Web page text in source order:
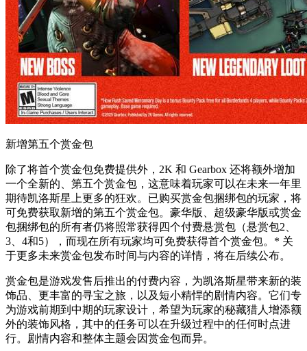
新增第五个赏金包
除了将首个赏金包免费提供外，2K 和 Gearbox 还将额外增加
一个全新的、第五个赏金包，这意味着玩家可以在未来一年里
期待凯洛斯星上更多的狂欢。已购买赏金包捆绑包的玩家，将
可免费获取新增的第五个赏金包。豪华版、超级豪华版或赏金
包捆绑包的所有者仍将照常获得四个付费悬赏包（悬赏包2、
3、4和5），而现在所有玩家均可免费获得首个赏金包。* 关
于更多未来赏金包发布时间与内容的详情，将在后续公布。
赏金包是游戏发售后推出的付费内容，为凯洛斯星带来新的装
饰品、更丰富的寻宝之旅，以及短小精悍的剧情内容。它们专
为游戏前期到中期的玩家设计，希望为玩家的秘藏猎人增添额
外的装饰风格，其中的任务可以在升级过程中的任何时点进
行。剧情内容和整体主题会因赏金包而异。